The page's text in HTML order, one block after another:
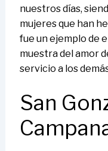
nuestros días,
mujeres que han
fue un ejemplo de
muestra del amor
servicio a los
San